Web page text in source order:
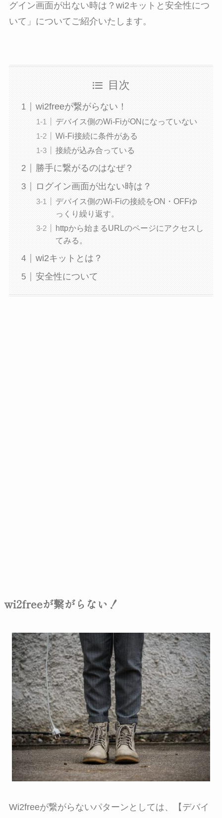
グイン画面が出ない時は？wi2キットと安全性につ
いて」についてご紹介いたします。
目次
wi2freeが繋がらない！
デバイス側のWi-FiがONになっていない
Wi-Fi接続に条件がある
接続が込み合っている
勝手に繋がるのはなぜ？
ログイン画面が出ない時は？
デバイス側のWi-Fiの接続をON・OFFゆ
っくり繰り返す。
httpから始まるURLのページにアクセスし
てみる。
wi2キットとは？
安全性について
wi2freeが繋がらない！
Wi2freeが繋がらないパターンとしては、【デバイ